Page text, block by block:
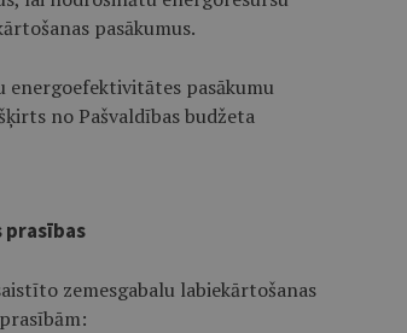
pasākumus.
energoefektivitātes pasākumu
no Pašvaldības budžeta
zemesgabalu labiekārtošanas